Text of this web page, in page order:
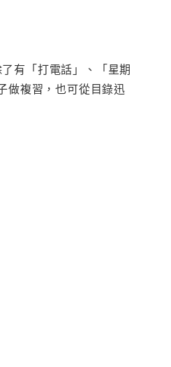
有「打電話」、「星期
做複習，也可從目錄迅